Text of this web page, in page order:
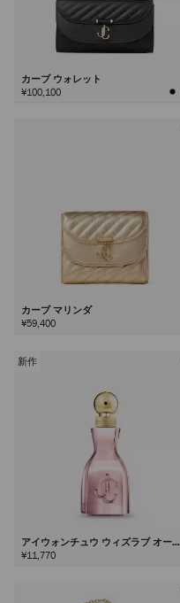
カーブ ウォレット
¥100,100
カーブ マリンダ
¥59,400
新作
アイウォンチュウ ウィズラブ オード
パルファム40ml
¥11,770